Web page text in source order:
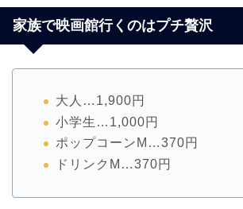
家族で映画館行くのはプチ贅沢
大人…1,900円
小学生…1,000円
ポップコーンM…370円
ドリンクM…370円